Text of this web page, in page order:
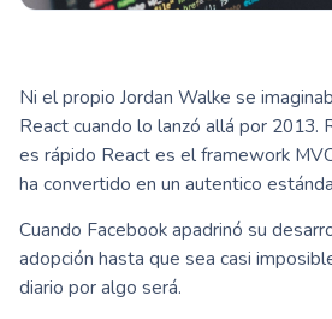
Ni el propio Jordan Walke se
React cuando lo lanzó allá por 2013.
es rápido React es el framework
ha convertido en un autentico
Cuando Facebook apadrinó su
adopción hasta que sea casi
diario por algo será.